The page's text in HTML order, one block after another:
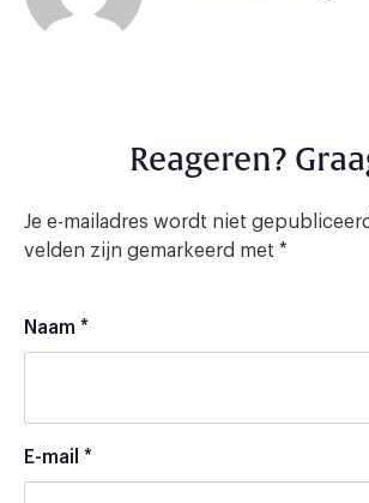
Reageren?
Je e-mailadres wordt niet
velden zijn gemarkeerd met *
Naam *
E-mail *